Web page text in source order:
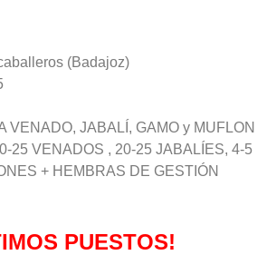
(Badajoz)
VENADO, JABALÍ, GAMO y MUFLON
25 VENADOS , 20-25 JABALÍES, 4-5
+ HEMBRAS DE GESTIÓN
PUESTOS!